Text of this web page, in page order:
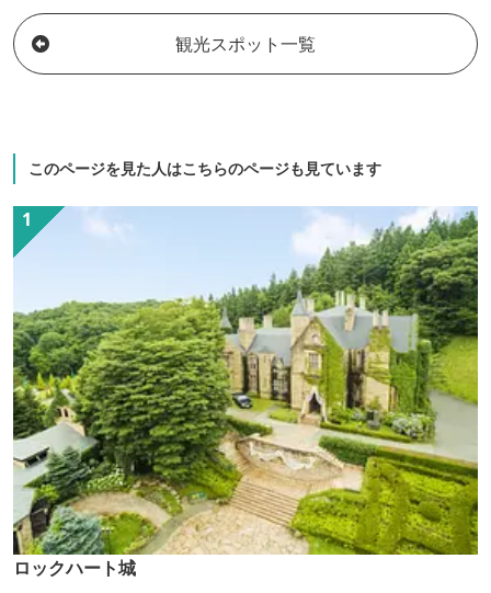
ドをお楽しみいただけます。 アルカリ性
単純硫黄温泉の為にかなりツルツルの泉
質となっております。おくつろぎ下さ
観光スポット一覧
このページを見た人はこちらのページも見ています
ロックハート城